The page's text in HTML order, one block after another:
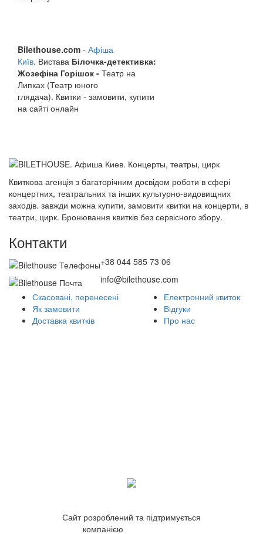
Bilethouse.com - Афіша
Київ. Вистава Білочка-детективка:
Жозефіна Горішок - Театр на
Липках (Театр юного
глядача). Квитки - замовити, купити
на сайті онлайн
Квиткова агенція з багаторічним досвідом роботи в сфері
концертних, театральних та інших культурно-видовищних
заходів. завжди можна купити, замовити квитки на концерти, в
театри, цирк. Бронювання квитків без сервісного збору.
Контакти
+38 044 585 73 06
info@bilethouse.com
Скасовані, перенесені
Як замовити
Доставка квитків
Електронний квиток
Відгуки
Про нас
Сайт розроблений та підтримується
компанією